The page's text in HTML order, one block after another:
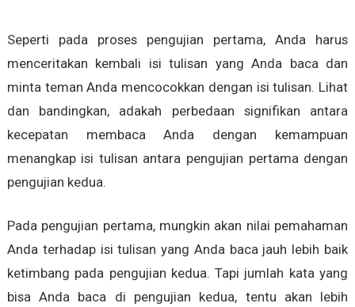
Seperti pada proses pengujian pertama, Anda harus
menceritakan kembali isi tulisan yang Anda baca dan
minta teman Anda mencocokkan dengan isi tulisan. Lihat
dan bandingkan, adakah perbedaan signifikan antara
kecepatan membaca Anda dengan kemampuan
menangkap isi tulisan antara pengujian pertama dengan
pengujian kedua.
Pada pengujian pertama, mungkin akan nilai pemahaman
Anda terhadap isi tulisan yang Anda baca jauh lebih baik
ketimbang pada pengujian kedua. Tapi jumlah kata yang
bisa Anda baca di pengujian kedua, tentu akan lebih